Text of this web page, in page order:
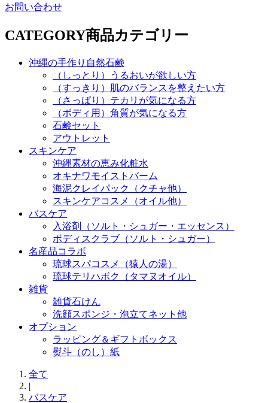
お問い合わせ
CATEGORY商品カテゴリー
沖縄の手作り自然石鹸
（しっとり）うるおいが欲しい方
（すっきり）肌のバランスを整えたい方
（さっぱり）テカリが気になる方
（ボディ用）角質が気になる方
石鹸セット
アウトレット
スキンケア
沖縄素材の恵み化粧水
オキナワモイストバーム
海泥クレイパック（クチャ他）
スキンケアコスメ（オイル他）
バスケア
入浴剤（ソルト・シュガー・エッセンス）
ボディスクラブ（ソルト・シュガー）
名産品コラボ
琉球スパコスメ（猿人の湯）
琉球テリハボク（タマヌオイル）
雑貨
雑貨石けん
洗顔スポンジ・泡立てネット他
オプション
ラッピング＆ギフトボックス
熨斗（のし）紙
全て
|
バスケア